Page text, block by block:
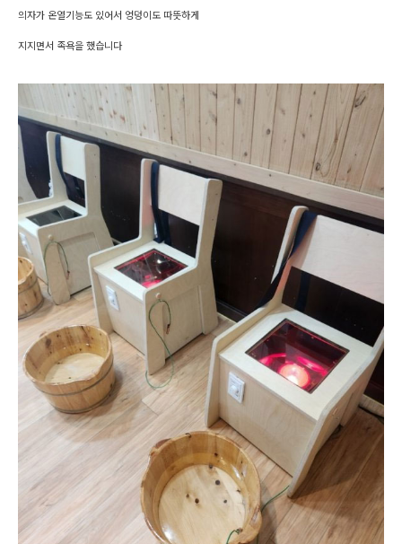
의자가 온열기능도 있어서 엉덩이도 따뜻하게
지지면서 족욕을 했습니다